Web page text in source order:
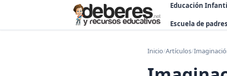
Educación
Escuela de padres
Inicio/Artículos/